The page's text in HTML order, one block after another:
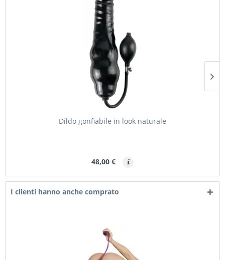
Dildo gonfiabile in look naturale
48,00 €
I clienti hanno anche comprato